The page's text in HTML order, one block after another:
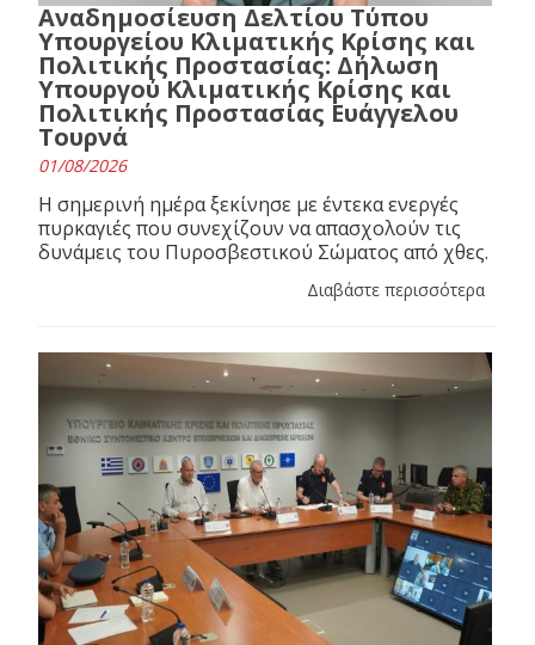
Αναδημοσίευση Δελτίου Τύπου
Υπουργείου Κλιματικής Κρίσης και
Πολιτικής Προστασίας: Δήλωση
Υπουργού Κλιματικής Κρίσης και
Πολιτικής Προστασίας Ευάγγελου
Τουρνά
01/08/2026
Η σημερινή ημέρα ξεκίνησε με έντεκα ενεργές
πυρκαγιές που συνεχίζουν να απασχολούν τις
δυνάμεις του Πυροσβεστικού Σώματος από χθες.
Διαβάστε περισσότερα